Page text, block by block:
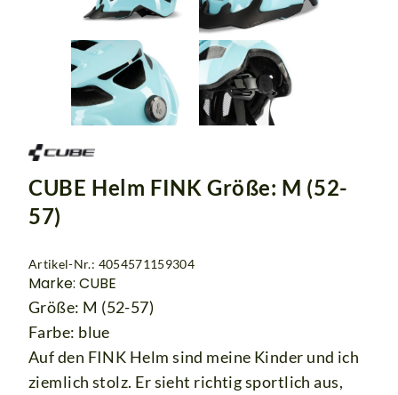
CUBE Helm FINK Größe: M (52-
57)
Artikel-Nr.: 4054571159304
Marke: CUBE
Größe: M (52-57)
Farbe: blue
Auf den FINK Helm sind meine Kinder und ich
ziemlich stolz. Er sieht richtig sportlich aus,